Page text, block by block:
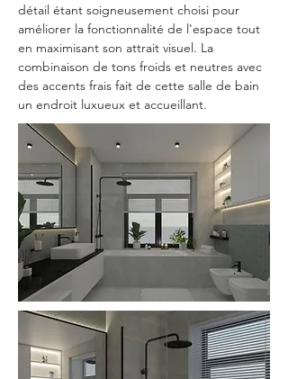
détail étant soigneusement choisi pour
améliorer la fonctionnalité de l'espace tout
en maximisant son attrait visuel. La
combinaison de tons froids et neutres avec
des accents frais fait de cette salle de bain
un endroit luxueux et accueillant.